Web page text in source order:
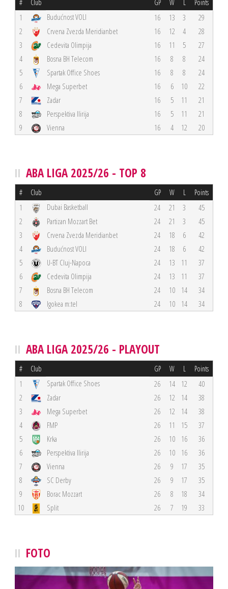
# Club GP W L Points
1 Budućnost VOLI 16 13 3
29
2
Crvena Zvezda Meridianbet 16 12 4
28
3
Cedevita Olimpija 16 11 5
27
4
Bosna BH Telecom 16 8 8
24
5
Spartak Office Shoes 16 8 8
24
6
Mega Superbet 16 6 10
22
7
Zadar 16 5 11
21
8
Perspektiva Ilirija 16 5 11
21
9
Vienna 16 4 12 20
ABA LIGA 2025/26 - TOP 8
# Club GP W L Points
1 Dubai Basketball 24 21 3
45
2
Partizan Mozzart Bet 24 21 3
45
3
Crvena Zvezda Meridianbet 24 18 6
42
4
Budućnost VOLI 24 18 6
42
5
U-BT Cluj-Napoca 24 13 11
37
6
Cedevita Olimpija 24 13 11
37
7
Bosna BH Telecom 24 10 14
34
8
Igokea m:tel 24 10 14 34
ABA LIGA 2025/26 - PLAYOUT
# Club GP W L Points
1 Spartak Office Shoes 26 14 12
40
2
Zadar 26 12 14
38
3
Mega Superbet 26 12 14
38
4
FMP 26 11 15
37
5
Krka 26 10 16
36
6
Perspektiva Ilirija 26 10 16
36
7
Vienna 26 9 17
35
8
SC Derby 26 9 17
35
9
Borac Mozzart 26 8 18
34
10
Split 26 7 19 33
FOTO